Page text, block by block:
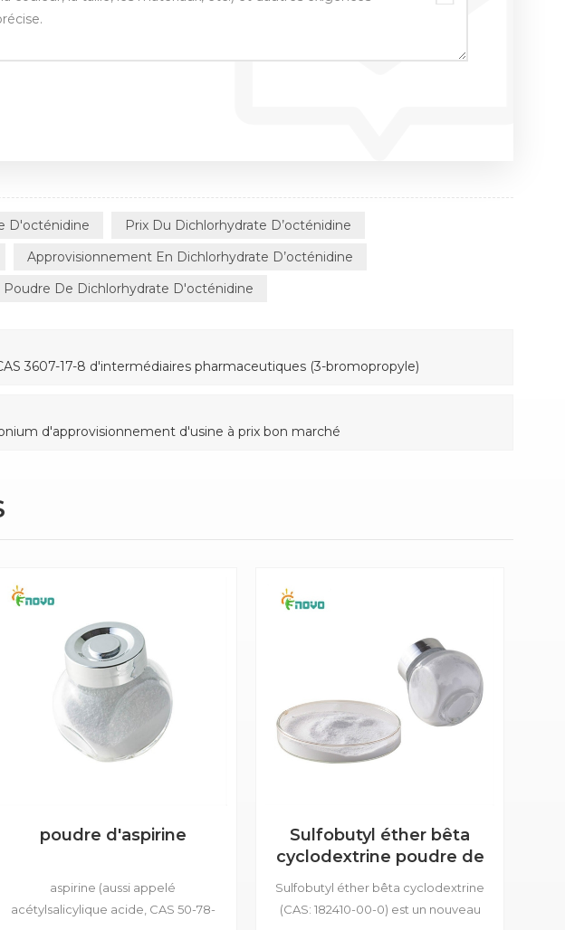
D'octénidine
Prix ​​du Dichlorhydrate D’octénidine
Approvisionnement En Dichlorhydrate D’octénidine
Poudre De Dichlorhydrate D'octénidine
3607-17-8 d'intermédiaires pharmaceutiques (3-bromopropyle)
d'approvisionnement d'usine à prix bon marché
poudre d'aspirine
aspirine (aussi appelé
acétylsalicylique acide, CAS 50-78-
Sulfobutyl éther bêta
cyclodextrine poudre de
sodium
Sulfobutyl éther bêta cyclodextrine
(CAS: 182410-00-0) est un nouveau